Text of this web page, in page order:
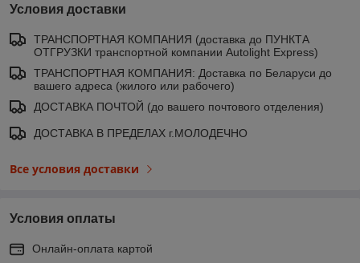
Условия доставки
ТРАНСПОРТНАЯ КОМПАНИЯ (доставка до ПУНКТА
ОТГРУЗКИ транспортной компании Autolight Express)
ТРАНСПОРТНАЯ КОМПАНИЯ: Доставка по Беларуси до
вашего адреса (жилого или рабочего)
ДОСТАВКА ПОЧТОЙ (до вашего почтового отделения)
ДОСТАВКА В ПРЕДЕЛАХ г.МОЛОДЕЧНО
Все условия доставки
Условия оплаты
Онлайн-оплата картой